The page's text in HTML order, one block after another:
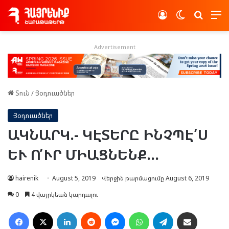
Switch skin
Log In
Advertisement
Տուն /Յօդուածներ
Յօդուածներ
ԱԿՆԱՐԿ.- ԿԷՏԵՐԸ ԻՆՉՊԷ՛Ս
ԵՒ Ո՛ՒՐ ՄԻԱՑՆԵՆՔ…
hairenik August 5, 2019
Վերջին թարմացումը August 6, 2019
0
4 վայրկեան կարդալու
Facebook LinkedIn Reddit MessengerWhatsAppTelegram